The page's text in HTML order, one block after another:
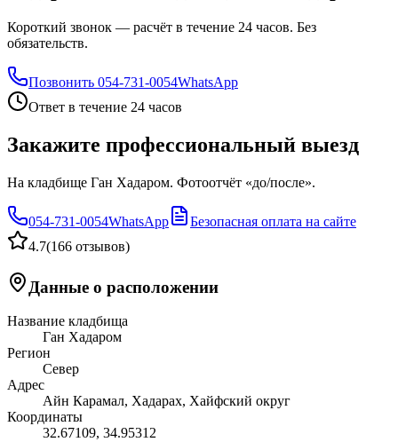
Короткий звонок — расчёт в течение 24 часов. Без
обязательств.
Позвонить 054-731-0054WhatsApp
Ответ в течение 24 часов
Закажите профессиональный выезд
На кладбище Ган Хадаром. Фотоотчёт «до/после».
054-731-0054WhatsApp
Безопасная оплата на сайте
4.7(166 отзывов)
Данные о расположении
Название кладбища
Ган Хадаром
Регион
Север
Адрес
Айн Карамал, Хадарах, Хайфский округ
Координаты
32.67109, 34.95312